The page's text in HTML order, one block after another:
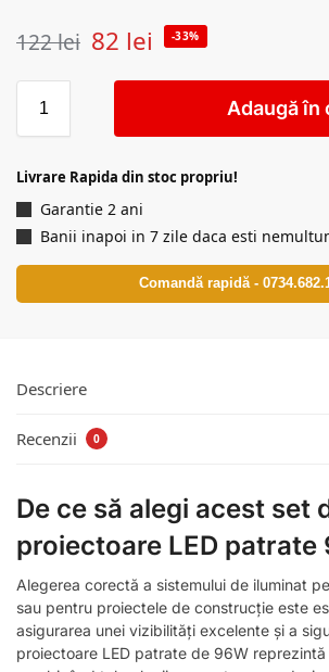
122lei 82 lei -33%
Adaugă în
Livrare Rapida din stoc propriu!
Garantie 2 ani
Banii inapoi in 7 zile daca esti
Comandă rapidă -
Descriere
Recenzii 0
De ce să alegi acest set
proiectoare LED patrate
Alegerea corectă a sistemului de iluminat
sau pentru proiectele de construcție este
asigurarea unei vizibilități excelente și a
proiectoare LED patrate de 96W reprezintă